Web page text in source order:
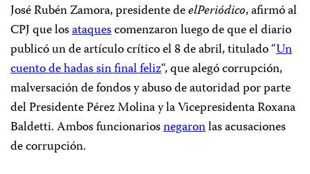
José Rubén Zamora, presidente deelPeriódico, afirmó al
CPJ que losataquescomenzaron luego de que el diario
publicó un de artículo crítico el 8 de abril, titulado “Un
cuento de hadas sin final feliz“, que alegó corrupción,
malversación de fondos y abuso de autoridad por parte
del Presidente Pérez Molina y la Vicepresidenta Roxana
Baldetti. Ambos funcionariosnegaronlas acusaciones
de corrupción.